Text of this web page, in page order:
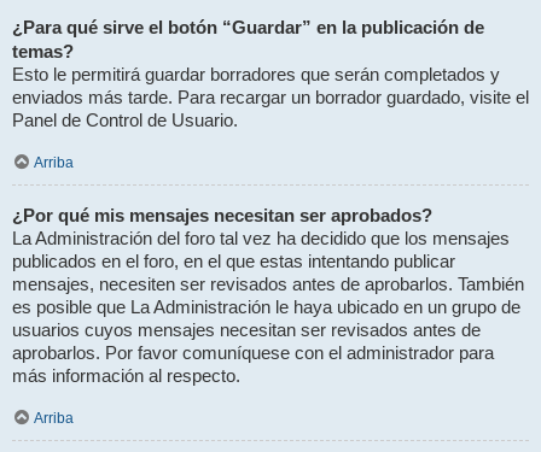
¿Para qué sirve el botón “Guardar” en la publicación de
temas?
Esto le permitirá guardar borradores que serán completados y
enviados más tarde. Para recargar un borrador guardado, visite el
Panel de Control de Usuario.
Arriba
¿Por qué mis mensajes necesitan ser aprobados?
La Administración del foro tal vez ha decidido que los mensajes
publicados en el foro, en el que estas intentando publicar
mensajes, necesiten ser revisados antes de aprobarlos. También
es posible que La Administración le haya ubicado en un grupo de
usuarios cuyos mensajes necesitan ser revisados antes de
aprobarlos. Por favor comuníquese con el administrador para
más información al respecto.
Arriba